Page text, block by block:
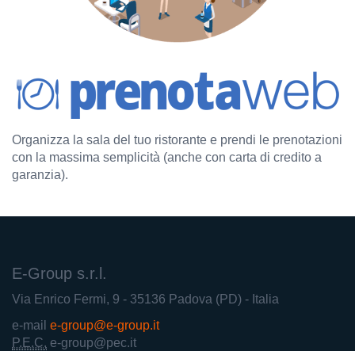
Organizza la sala del tuo ristorante e prendi le prenotazioni
con la massima semplicità (anche con carta di credito a
garanzia).
E-Group s.r.l.
Via Enrico Fermi, 9 - 35136 Padova (PD) - Italia
e-mail e-group@e-group.it
P.E.C. e-group@pec.it